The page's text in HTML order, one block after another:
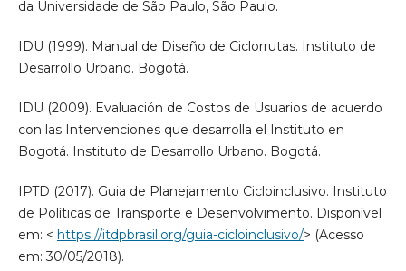
da Universidade de São Paulo, São Paulo.
IDU (1999). Manual de Diseño de Ciclorrutas. Instituto de
Desarrollo Urbano. Bogotá.
IDU (2009). Evaluación de Costos de Usuarios de acuerdo
con las Intervenciones que desarrolla el Instituto en
Bogotá. Instituto de Desarrollo Urbano. Bogotá.
IPTD (2017). Guia de Planejamento Cicloinclusivo. Instituto
de Políticas de Transporte e Desenvolvimento. Disponível
em: < https://itdpbrasil.org/guia-cicloinclusivo/> (Acesso
em: 30/05/2018).